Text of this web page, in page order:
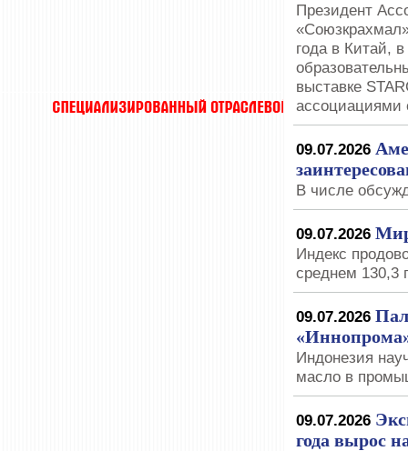
Президент
года в Китай,
выставке
09.07.2026
В числе
09.07.2026
Индекс
среднем 130,3
09.07.2026
Индонезия
масло в
09.07.2026
года вырос